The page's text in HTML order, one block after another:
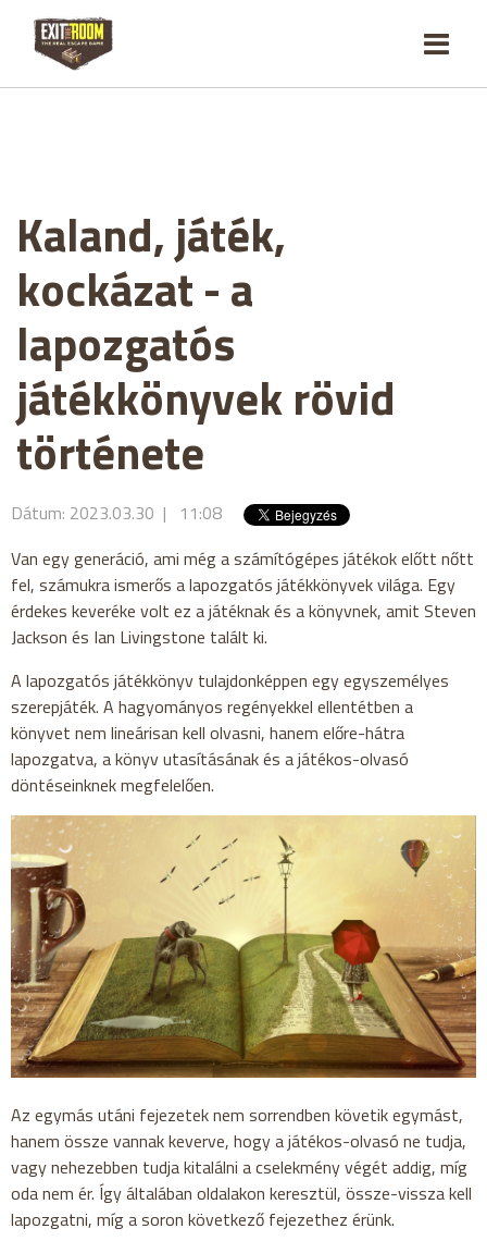
Kaland, játék,
kockázat - a
lapozgatós
játékkönyvek rövid
története
Dátum: 2023.03.30 | 11:08
Van egy generáció, ami még a számítógépes játékok előtt nőtt
fel, számukra ismerős a lapozgatós játékkönyvek világa. Egy
érdekes keveréke volt ez a játéknak és a könyvnek, amit Steven
Jackson és Ian Livingstone talált ki.
A lapozgatós játékkönyv tulajdonképpen egy egyszemélyes
szerepjáték. A hagyományos regényekkel ellentétben a
könyvet nem lineárisan kell olvasni, hanem előre-hátra
lapozgatva, a könyv utasításának és a játékos-olvasó
döntéseinknek megfelelően.
Az egymás utáni fejezetek nem sorrendben követik egymást,
hanem össze vannak keverve, hogy a játékos-olvasó ne tudja,
vagy nehezebben tudja kitalálni a cselekmény végét addig, míg
oda nem ér. Így általában oldalakon keresztül, össze-vissza kell
lapozgatni, míg a soron következő fejezethez érünk.